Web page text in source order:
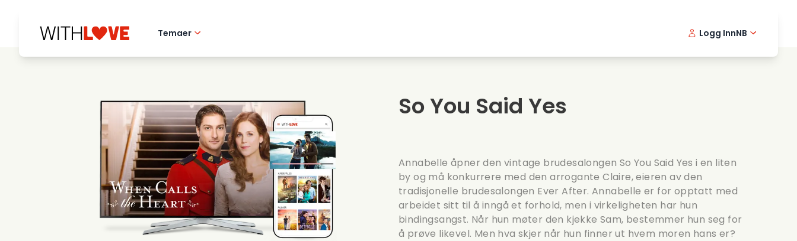
Temaer
Mysterier
Sommerfilmer
Dating filmer
Romantiske serier
Logg InnNB
So You Said Yes
Annabelle åpner den vintage brudesalongen So You Said Yes i en liten
by og må konkurrere med den arrogante Claire, eieren av den
tradisjonelle brudesalongen Ever After. Annabelle er for opptatt med
arbeidet sitt til å inngå et forhold, men i virkeligheten har hun
bindingsangst. Når hun møter den kjekke Sam, bestemmer hun seg for
å prøve likevel. Men hva skjer når hun finner ut hvem moren hans er?